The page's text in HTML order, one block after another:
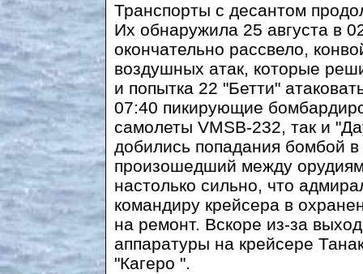
Транспорты с десантом
Их обнаружила 25 августа в
окончательно рассвело,
воздушных атак, которые
и попытка 22 "Бетти"
07:40 пикирующие
самолеты VMSB-232, так и
добились попадания бомбой
произошедший между
настолько сильно, что
командиру крейсера в
на ремонт. Вскоре из-за
аппаратуры на крейсере
"Кагеро ".